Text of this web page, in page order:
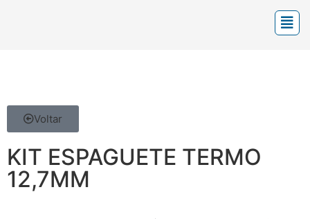
Voltar
KIT ESPAGUETE TERMO
12,7MM